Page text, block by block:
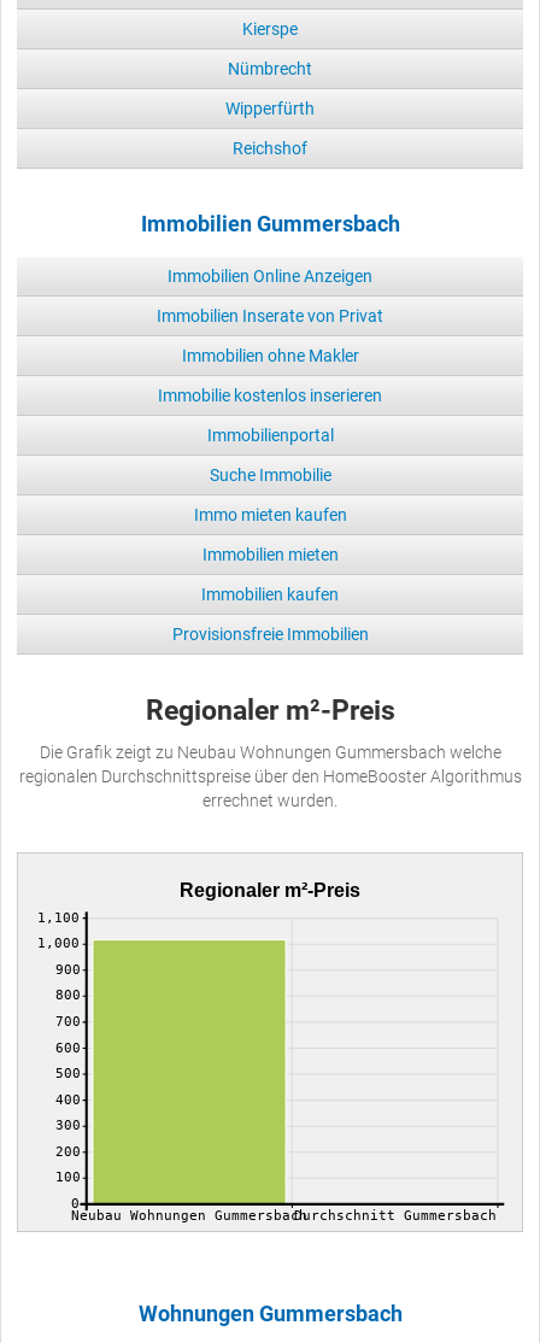
Kierspe
Nümbrecht
Wipperfürth
Reichshof
Immobilien Gummersbach
Immobilien Online Anzeigen
Immobilien Inserate von Privat
Immobilien ohne Makler
Immobilie kostenlos inserieren
Immobilienportal
Suche Immobilie
Immo mieten kaufen
Immobilien mieten
Immobilien kaufen
Provisionsfreie Immobilien
Regionaler m²-Preis
Die Grafik zeigt zu Neubau Wohnungen Gummersbach welche
regionalen Durchschnittspreise über den HomeBooster Algorithmus
errechnet wurden.
Regionaler m²-Preis
0
100
200
300
400
500
600
700
800
900
1,000
1,100
Neubau Wohnungen GummersbachDurchschnitt Gummersbach
Wohnungen Gummersbach